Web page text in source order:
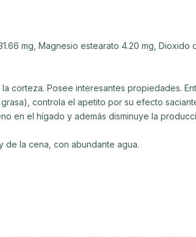
mg, Magnesio estearato 4.20 mg, Dioxido
corteza. Posee interesantes propiedades.
controla el apetito por su efecto
en el hígado y además disminuye la
de la cena, con abundante agua.